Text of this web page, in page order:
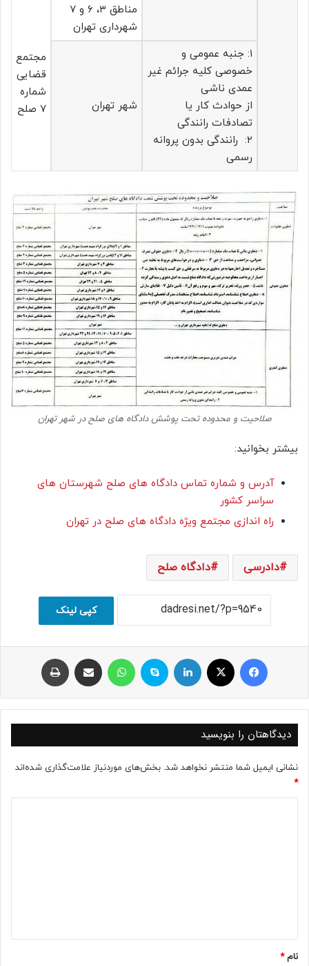
مناطق ۳، ۶ و ۷
شهرداری تهران
مجتمع
قضایی
شماره
۷ صلح
۱: جنبه عمومی و
خصوصی کلیه جرائم غیر
عمدی ناشی
از حوادث کار یا
تصادفات رانندگی
۲: رانندگی بدون پروانه
رسمی
شهر تهران
صلاحیت و محدوده تحت پوشش دادگاه های صلح در شهر تهران
بیشتر بخوانید:
آدرس و شماره تماس دادگاه های صلح شهرستان های
سراسر کشور
راه اندازی مجتمع ویژه دادگاه های صلح در تهران
دادرسی دادگاه صلح
کپی لینک
فیسبوک ایکس لینکداین اسکایپ واتس آپ اشتراک با ایمیل
دیدگاهتان را بنویسید
نشانی ایمیل شما منتشر نخواهد شد. بخش‌های موردنیاز علامت‌گذاری شده‌اند
*
نام*